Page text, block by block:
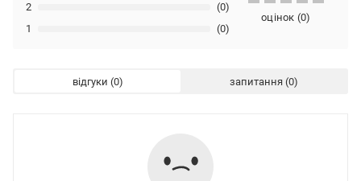
1 (0)
2 (0)
оцінок (0)
відгуки запитання